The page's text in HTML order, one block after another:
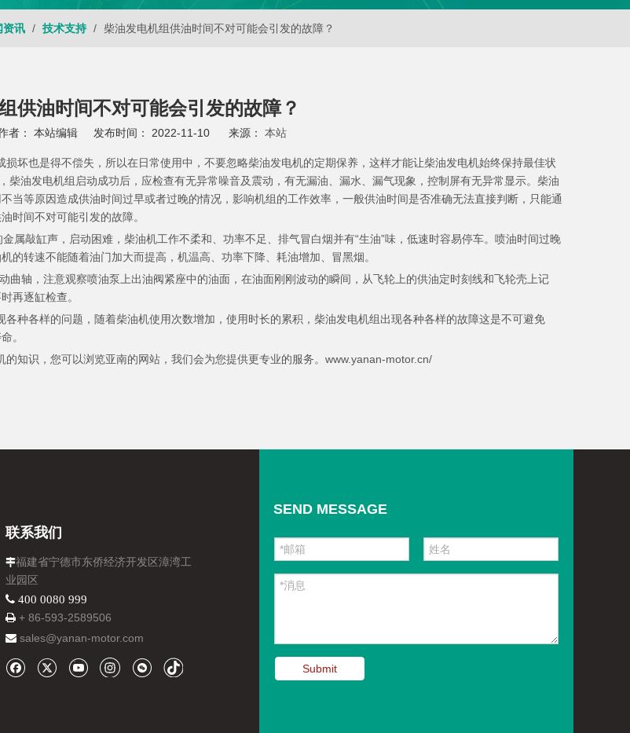
资讯 / 技术支持 / 柴油发电机组供油时间不对可能会引发的故障？
供油时间不对可能会引发的故障？
： 本站编辑 发布时间： 2022-11-10 来源： 本站
损坏也是得不偿失，所以在日常使用中，不要忽略柴油发电机的定期保养，这样才能让柴油发电机始终保持最佳状
柴油发电机组启动成功后，应检查有无异常噪音及震动，有无漏油、漏水、漏气现象，控制屏有无异常显示。柴油
当等原因造成供油时间过早或者过晚的情况，影响机组的工作效率，一般供油时间是否准确无法直接判断，只能通
时间不对可能引发的故障。
敲缸声，启动困难，柴油机工作不柔和、功率不足、排气冒白烟并有“生油”味，低速时容易停车。喷油时间过晚
转速不能随着油门加大而提高，机温高、功率下降、耗油增加、冒黑烟。
轴，注意观察喷油泵上出油阀紧座中的油面，在油面刚刚波动的瞬间，从飞轮上的供油定时刻线和飞轮壳上记
再逐缸检查。
种各样的问题，随着柴油机使用次数增加，使用时长的累积，柴油发电机组出现各种各样的故障这是不可避免
。
知识，您可以浏览亚南的网站，我们会为您提供更专业的服务。www.yanan-motor.cn/
联系我们
福建省宁德市东侨经济开发区漳湾工
业园区
 400 0080 999
 + 86-593-2589506
 sales@yanan-motor.com
SEND MESSAGE
Submit